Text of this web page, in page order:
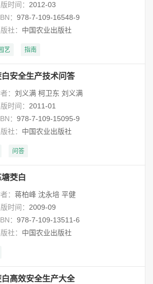
时间： 2012-03
： 978-7-109-16548-9
社： 中国农业出版社
艺 指南
白安全生产技术问答
： 刘义满 柯卫东 刘义满
时间： 2011-01
： 978-7-109-15095-9
社： 中国农业出版社
问答
茭白
： 蒋柏峰 沈永培 平健
时间： 2009-09
： 978-7-109-13511-6
社： 中国农业出版社
白高效安全生产大全